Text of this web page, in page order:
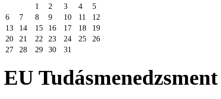
1
2 3 4
5
6
7 8 9 10 11
12
13
14 15 16 17 18
19
20
21 22 23 24 25
26
27
28 29 30 31
EU